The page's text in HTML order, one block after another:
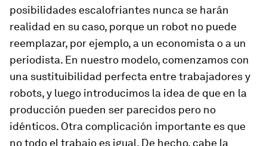
posibilidades escalofriantes nunca se harán
realidad en su caso, porque un robot no puede
reemplazar, por ejemplo, a un economista o a un
periodista. En nuestro modelo, comenzamos con
una sustituibilidad perfecta entre trabajadores y
robots, y luego introducimos la idea de que en la
producción pueden ser parecidos pero no
idénticos. Otra complicación importante es que
no todo el trabajo es igual. De hecho, cabe la